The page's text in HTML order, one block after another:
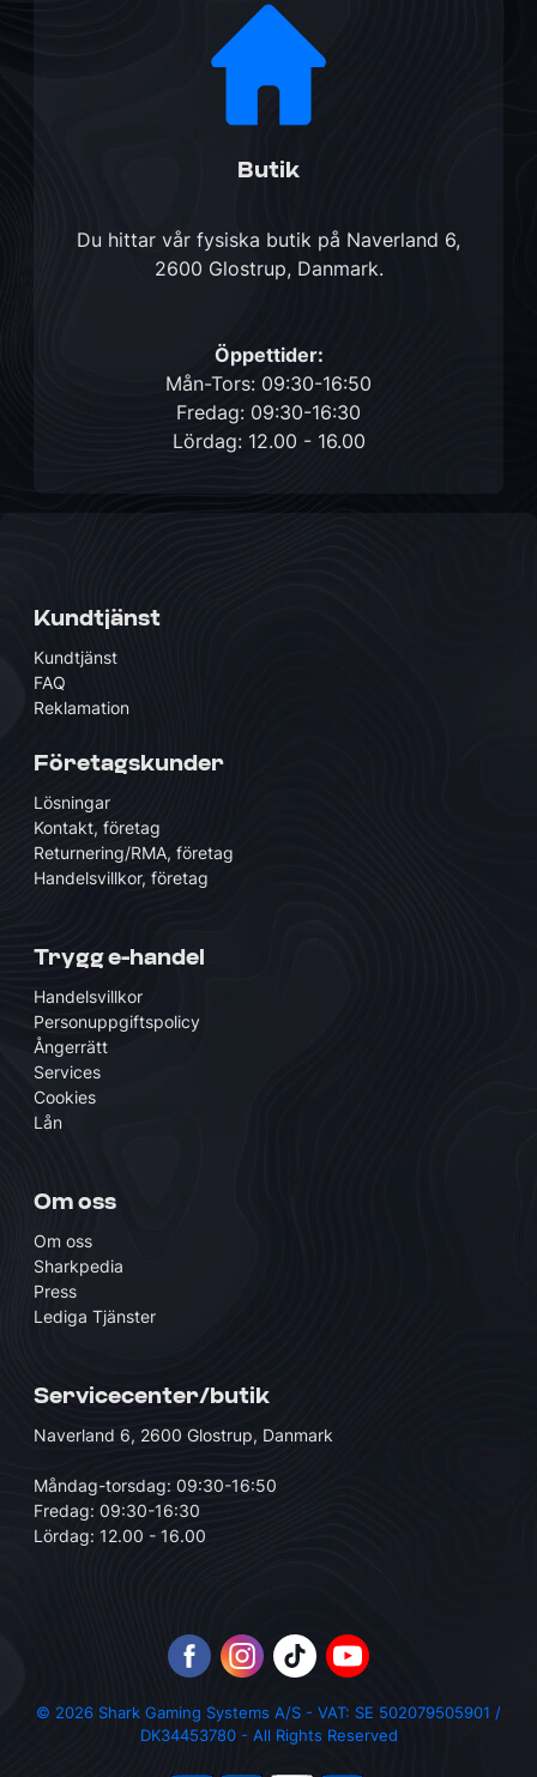
Butik
Du hittar vår fysiska butik på Naverland 6,
2600 Glostrup, Danmark.
Öppettider:
Mån-Tors: 09:30-16:50
Fredag: 09:30-16:30
Lördag: 12.00 - 16.00
Kundtjänst
Kundtjänst
FAQ
Reklamation
Företagskunder
Lösningar
Kontakt, företag
Returnering/RMA, företag
Handelsvillkor, företag
Trygg e-handel
Handelsvillkor
Personuppgiftspolicy
Ångerrätt
Services
Cookies
Lån
Om oss
Om oss
Sharkpedia
Press
Lediga Tjänster
Servicecenter/butik
Naverland 6, 2600 Glostrup, Danmark
Måndag-torsdag: 09:30-16:50
Fredag: 09:30-16:30
Lördag: 12.00 - 16.00
© 2026 Shark Gaming Systems A/S - VAT: SE 502079505901 /
DK34453780 - All Rights Reserved